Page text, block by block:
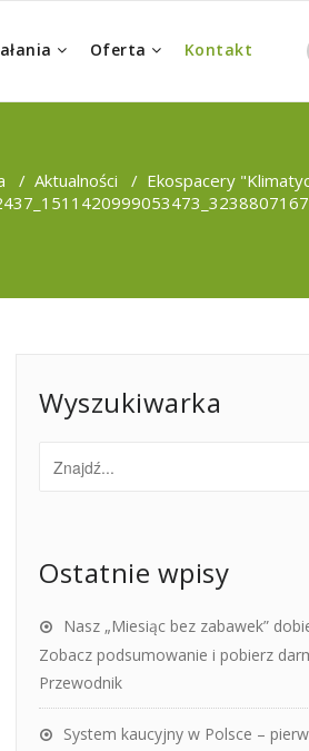
Oferta Kontakt
/ Aktualności / Ekospacery
Wyszukiwarka
Ostatnie wpisy
Nasz „Miesiąc bez zabawek”
Zobacz podsumowanie i pobierz
Przewodnik
System kaucyjny w Polsce –